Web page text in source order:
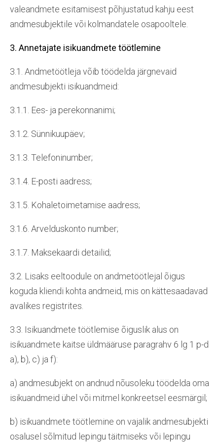
valeandmete esitamisest põhjustatud kahju eest
andmesubjektile või kolmandatele osapooltele.
3. Annetajate isikuandmete töötlemine
3.1. Andmetöötleja võib töödelda järgnevaid
andmesubjekti isikuandmeid:
3.1.1. Ees- ja perekonnanimi;
3.1.2. Sünnikuupäev;
3.1.3. Telefoninumber;
3.1.4. E-posti aadress;
3.1.5. Kohaletoimetamise aadress;
3.1.6. Arvelduskonto number;
3.1.7. Maksekaardi detailid;
3.2. Lisaks eeltoodule on andmetöötlejal õigus
koguda kliendi kohta andmeid, mis on kättesaadavad
avalikes registrites.
3.3. Isikuandmete töötlemise õiguslik alus on
isikuandmete kaitse üldmääruse paragrahv 6 lg 1 p-d
a), b), c) ja f):
a) andmesubjekt on andnud nõusoleku töödelda oma
isikuandmeid ühel või mitmel konkreetsel eesmärgil;
b) isikuandmete töötlemine on vajalik andmesubjekti
osalusel sõlmitud lepingu täitmiseks või lepingu